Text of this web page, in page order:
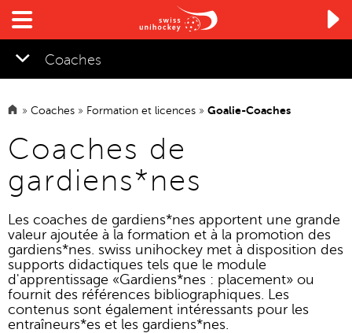

Coaches
» Coaches » Formation et licences » Goalie-Coaches
Coaches de
gardiens*nes
Les coaches de gardiens*nes apportent une grande
valeur ajoutée à la formation et à la promotion des
gardiens*nes. swiss unihockey met à disposition des
supports didactiques tels que le module
d'apprentissage «Gardiens*nes : placement» ou
fournit des références bibliographiques. Les
contenus sont également intéressants pour les
entraîneurs*es et les gardiens*nes.